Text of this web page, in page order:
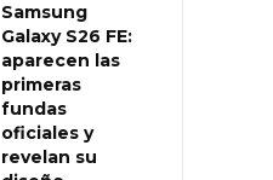
Samsung
Galaxy S26 FE:
aparecen las
primeras
fundas
oficiales y
revelan su